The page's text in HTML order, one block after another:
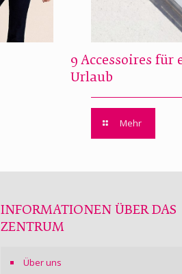
9 Accessoires für
Urlaub
Mehr
INFORMATIONEN ÜBER DAS
ZENTRUM
Über uns